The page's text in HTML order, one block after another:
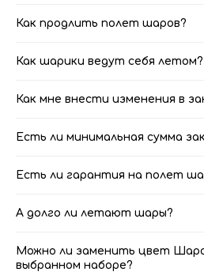
Как продлить полет шаров?
Как шарики ведут себя летом?
Как мне внести изменения в
Есть ли минимальная сумма
Есть ли гарантия на полет
А долго ли летают шары?
Можно ли заменить цвет
выбранном наборе?